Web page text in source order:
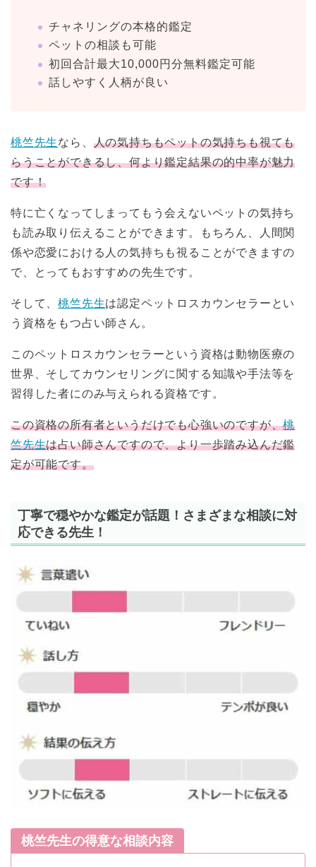
チャネリングの本格的鑑定
ペットの相談も可能
初回合計最大10,000円分無料鑑定可能
話しやすく人柄が良い
桃竺先生なら、 人の気持ちもペットの気持ちも視ても
らうことができるし、何より鑑定結果の的中率が魅力
です！
特に亡くなってしまってもう会えないペットの気持ち
も読み取り伝えることができます。もちろん、人間関
係や恋愛における人の気持ちも視ることができますの
で、とってもおすすめの先生です。
そして、桃竺先生は認定ペットロスカウンセラーとい
う資格をもつ占い師さん。
このペットロスカウンセラーという資格は動物医療の
世界、そしてカウンセリングに関する知識や手法等を
習得した者にのみ与えられる資格です。
この資格の所有者というだけでも心強いのですが、桃
竺先生は占い師さんですので、より一歩踏み込んだ鑑
定が可能です。
丁寧で穏やかな鑑定が話題！さまざまな相談に対
応できる先生！
桃竺先生の得意な相談内容